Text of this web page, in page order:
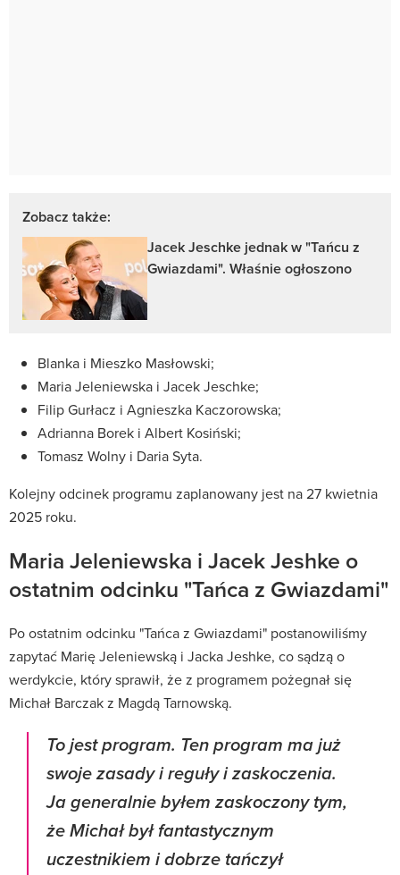
Zobacz także:
Jacek Jeschke jednak w "Tańcu z
Gwiazdami". Właśnie ogłoszono
Blanka i Mieszko Masłowski​;
Maria Jeleniewska i Jacek Jeschke​;
Filip Gurłacz i Agnieszka Kaczorowska​;
Adrianna Borek i Albert Kosiński​;
Tomasz Wolny i Daria Syta​.
Kolejny odcinek programu zaplanowany jest na 27 kwietnia
2025 roku.
Maria Jeleniewska i Jacek Jeshke o
ostatnim odcinku "Tańca z Gwiazdami"
Po ostatnim odcinku "Tańca z Gwiazdami" postanowiliśmy
zapytać Marię Jeleniewską i Jacka Jeshke, co sądzą o
werdykcie, który sprawił, że z programem pożegnał się
Michał Barczak z Magdą Tarnowską.
To jest program. Ten program ma już
swoje zasady i reguły i zaskoczenia.
Ja generalnie byłem zaskoczony tym,
że Michał był fantastycznym
uczestnikiem i dobrze tańczył